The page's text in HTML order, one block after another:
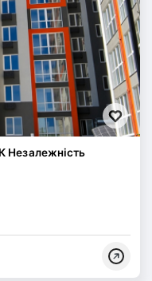
Незалежність